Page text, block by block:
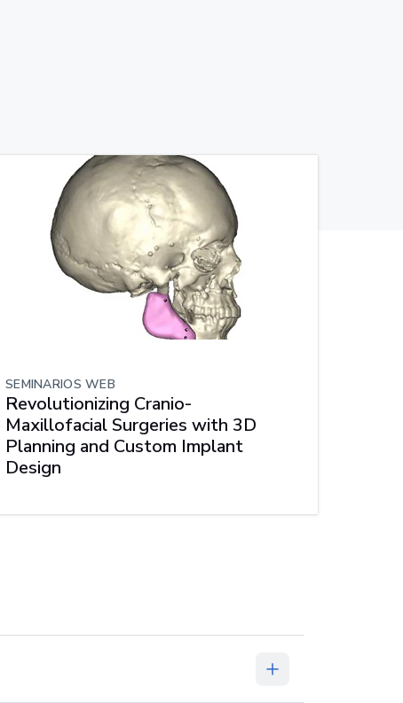
SEMINARIOS WEB
Revolutionizing Cranio-
Maxillofacial Surgeries with 3D
Planning and Custom Implant
Design